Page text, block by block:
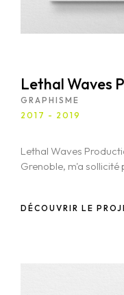
Lethal Waves
GRAPHISME
2017 - 2019
Lethal Waves
Grenoble, m'a
leur mission
création de plusieurs
DÉCOUVRIR LE